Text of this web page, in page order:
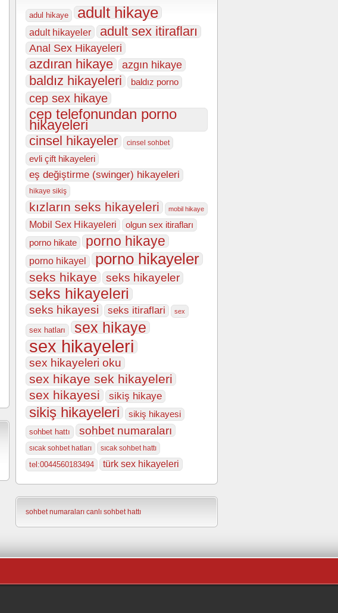
adul hikaye adult hikaye
adult hikayeler adult sex itirafları
Anal Sex Hikayeleri
azdıran hikaye azgın hikaye
baldız hikayeleri baldız porno
cep sex hikaye
cep telefonundan porno
hikayeleri
cinsel hikayeler cinsel sohbet
evli çift hikayeleri
eş değiştirme (swinger) hikayeleri
hikaye sikiş
kızların seks hikayeleri mobil hikaye
Mobil Sex Hikayeleri
olgun sex itirafları
porno hikate
porno hikaye
porno hikayel porno hikayeler
seks hikaye seks hikayeler
seks hikayeleri
seks hikayesi seks itiraflari sex
sex hatları sex hikaye
sex hikayeleri
sex hikayeleri oku
sex hikaye sek hikayeleri
sex hikayesi
sikiş hikaye
sikiş hikayeleri sikiş hikayesi
sohbet hattı sohbet numaraları
sıcak sohbet hatları sıcak sohbet hattı
tel:0044560183494 türk sex hikayeleri
sohbet numaraları canlı sohbet hattı